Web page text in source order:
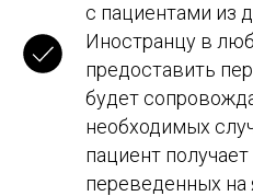
с пациентами из
Иностранцу в
предоставить
будет
необходимых
пациент
переведенных на
Как с вами связаться?
Мы поможем
документами, визами,
другими важными вопросами.
персональную консультацию
переезд легким и
Оставьте заявку — и мы
вами!